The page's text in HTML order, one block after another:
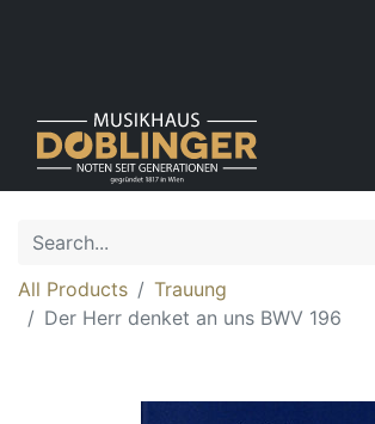
All Products
Trauung
Der Herr denket an uns BWV 196